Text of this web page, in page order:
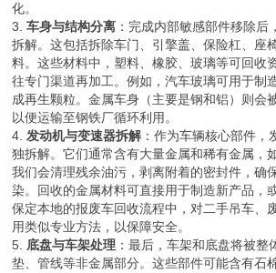
化。
3.车身与结构分离 ：完成内部敏感部件移除后
拆解。这包括拆除车门、引擎盖、保险杠、座
料。这些材料中，塑料、橡胶、玻璃等可回收
往专门渠道再加工。例如，汽车玻璃可用于制
成再生颗粒。金属车身（主要是钢和铝）则会
以便运输至钢铁厂循环利用。
4. 发动机与变速器拆解：作为车辆核心部件，
独拆解。它们通常含有大量金属和稀有金属，
我们会清理残余油污，剥离附着的密封件，确
染。回收的金属材料可直接用于制造新产品，
保定本地的报废车回收流程中，对二手吊车、
用类似专业方法，以保障安全。
5. 底盘与车架处理 ：最后，车架和底盘将被整
垫、管线等非金属部分。这些部件可能含有石